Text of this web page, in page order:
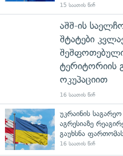
15 საათის წინ
აშშ-ის
შტატები
ტერიტორიის
ოკუპაციით
16 საათის წინ
უკრაინის
აგრესიაზე
გაუხსნა
16 საათის წინ